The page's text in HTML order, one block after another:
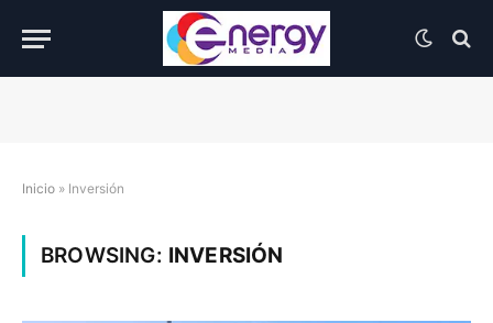
Inicio » Inversión
BROWSING: INVERSIÓN